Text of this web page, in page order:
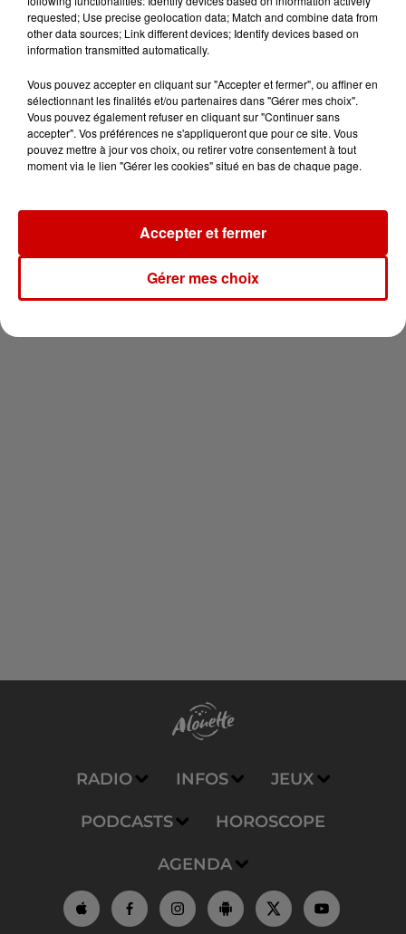
de la...
Destination Vacances : inscrivez-
vous !
Newsletter
RADIO INFOS JEUX
PODCASTS HOROSCOPE
AGENDA
requested; Use precise geolocation data; Match and combine data from
other data sources; Link different devices; Identify devices based on
information transmitted automatically.
Vous pouvez accepter en cliquant sur "Accepter et fermer", ou affiner en
sélectionnant les finalités et/ou partenaires dans "Gérer mes choix".
Vous pouvez également refuser en cliquant sur "Continuer sans
accepter". Vos préférences ne s'appliqueront que pour ce site. Vous
pouvez mettre à jour vos choix, ou retirer votre consentement à tout
moment via le lien "Gérer les cookies" situé en bas de chaque page.
Gérer mes choix
Accepter et fermer